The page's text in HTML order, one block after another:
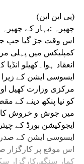
(پی این این)
چھپرہ :بہار کے
اس وقت جڑ گیا جب
کمپلیکس میں پہلی
انعقاد ہوا۔کھیلو
ایسوسی ایشن کے
مرکزی وزارت کھیل
کو نیا پنکھ دینے کے
میں جوش و خروش کا
ایجوکیشن بورڈ کے
ایسوسی ایشن کے صدر
اس موقع پر کارگزار
کمار سنگھ،کارگزار